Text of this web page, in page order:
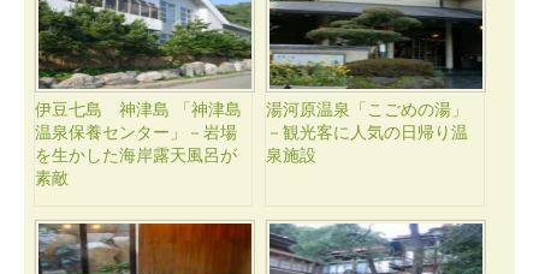
伊豆七島 神津島 「神津島
温泉保養センター」－岩場
を生かした海岸露天風呂が
素敵
湯河原温泉「こごめの湯」
－観光客に人気の日帰り温
泉施設